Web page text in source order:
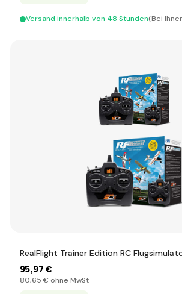
Versand innerhalb von 48 Stunden(Bei
RealFlight Trainer Edition RC
95,97 €
80,65 € ohne MwSt